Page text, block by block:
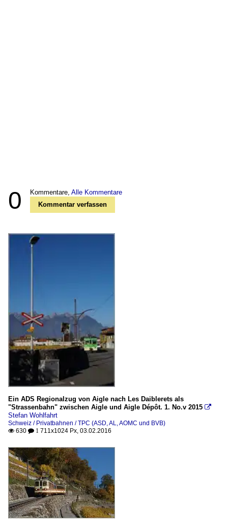
0 Kommentare, Alle Kommentare
Kommentar verfassen
Ein ADS Regionalzug von Aigle nach Les Daiblerets als
"Strassenbahn" zwischen Aigle und Aigle Dépôt. 1. No.v 2015 
Stefan Wohlfahrt
Schweiz / Privatbahnen / TPC (ASD, AL, AOMC und BVB)
 630  1 711x1024 Px, 03.02.2016